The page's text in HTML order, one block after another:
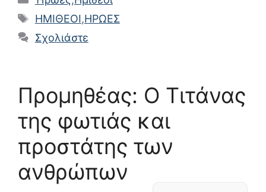
Ετικέτες
ΗΜΙΘΕΟΙ,ΗΡΩΕΣ
Σχολιάστε
Προμηθέας: Ο Τιτάνας
της φωτιάς και
προστάτης των
ανθρώπων